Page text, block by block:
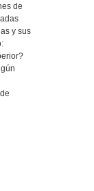
de
y sus